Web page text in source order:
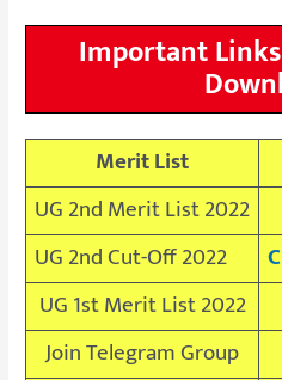
Important
Merit List
UG 2nd Merit List 2022
UG 2nd Cut-Off 2022
UG 1st Merit List 2022
Join Telegram Group